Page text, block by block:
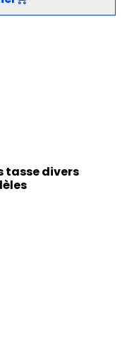
tasse divers